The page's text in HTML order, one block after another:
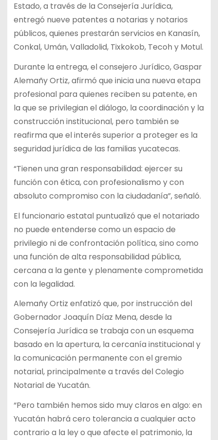
Estado, a través de la Consejería Jurídica,
entregó nueve patentes a notarias y notarios
públicos, quienes prestarán servicios en Kanasín,
Conkal, Umán, Valladolid, Tixkokob, Tecoh y Motul.
Durante la entrega, el consejero Jurídico, Gaspar
Alemañy Ortiz, afirmó que inicia una nueva etapa
profesional para quienes reciben su patente, en
la que se privilegian el diálogo, la coordinación y la
construcción institucional, pero también se
reafirma que el interés superior a proteger es la
seguridad jurídica de las familias yucatecas.
“Tienen una gran responsabilidad: ejercer su
función con ética, con profesionalismo y con
absoluto compromiso con la ciudadanía”, señaló.
El funcionario estatal puntualizó que el notariado
no puede entenderse como un espacio de
privilegio ni de confrontación política, sino como
una función de alta responsabilidad pública,
cercana a la gente y plenamente comprometida
con la legalidad.
Alemañy Ortiz enfatizó que, por instrucción del
Gobernador Joaquín Díaz Mena, desde la
Consejería Jurídica se trabaja con un esquema
basado en la apertura, la cercanía institucional y
la comunicación permanente con el gremio
notarial, principalmente a través del Colegio
Notarial de Yucatán.
“Pero también hemos sido muy claros en algo: en
Yucatán habrá cero tolerancia a cualquier acto
contrario a la ley o que afecte el patrimonio, la